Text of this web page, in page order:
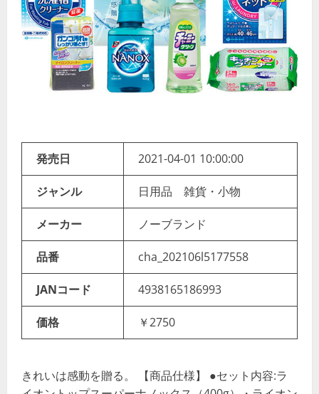
発売日 2021-04-01 10:00:00
ジャンル 日用品 雑貨・小物
メーカー ノーブランド
品番 cha_202106l5177558
JANコード 4938165186993
価格 ￥2750
きれいは感動を贈る。 【商品仕様】 ●セット内容:ラ